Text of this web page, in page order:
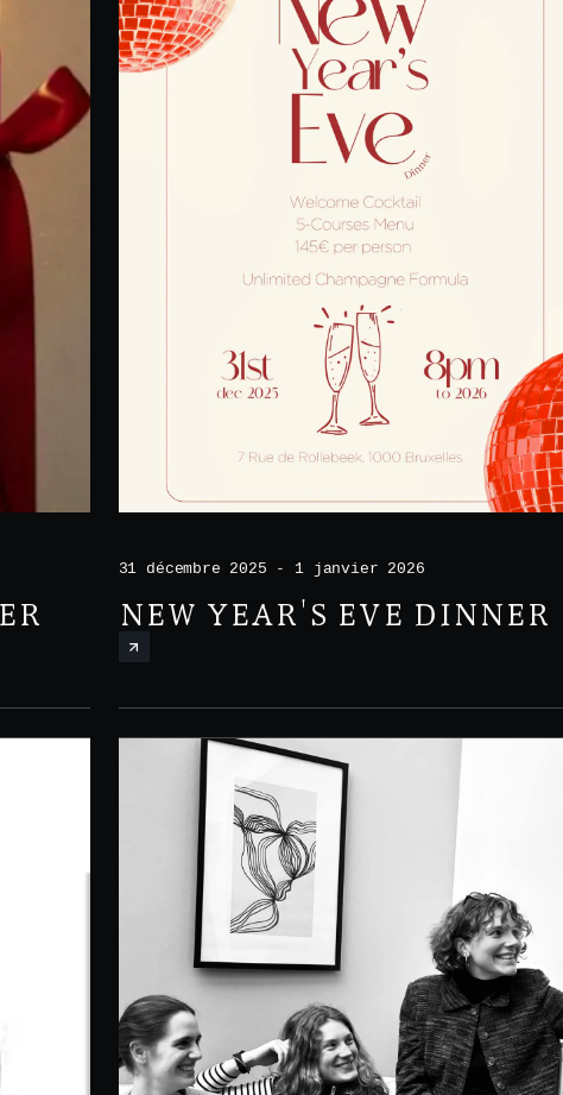
31 décembre 2025 - 1 janvier 2026
NEW YEAR'S EVE DINNER